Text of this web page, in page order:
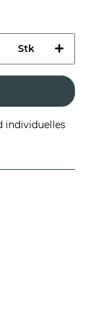
Stk
individuelles